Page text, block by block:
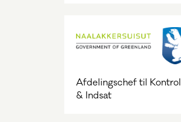
Afdelingschef til Kontrol
& Indsat